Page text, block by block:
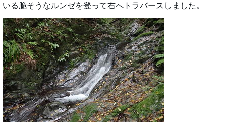
いる脆そうなルンゼを登って右へトラバースしました。